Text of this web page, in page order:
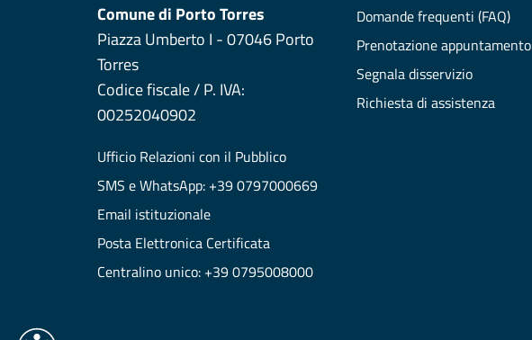
Comune di Porto Torres
Piazza Umberto I - 07046 Porto
Torres
Codice fiscale / P. IVA:
00252040902
Ufficio Relazioni con il Pubblico
SMS e WhatsApp: +39 0797000669
Email istituzionale
Posta Elettronica Certificata
Centralino unico: +39 0795008000
Domande frequenti (FAQ)
Prenotazione appuntamento
Segnala disservizio
Richiesta di assistenza